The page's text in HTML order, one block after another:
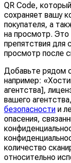
QR Code,
сохраняет вашу
покупателя, а
на просмотр. Это
препятствия для
просмотр после
Добавьте рядом
например:
агентства],
вашего
безопасности и
опасения,
количество
относительно